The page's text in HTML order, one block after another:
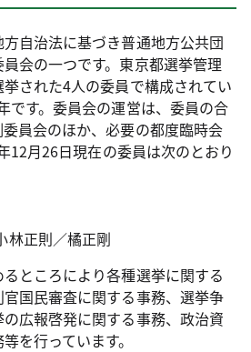
自治法に基づき普通地方公共団
会の一つです。東京都選挙管理
された4人の委員で構成されてい
です。委員会の運営は、委員の合
員会のほか、必要の都度臨時会
12月26日現在の委員は次のとおり
林正則／橘正剛
ところにより各種選挙に関する
国民審査に関する事務、選挙争
広報啓発に関する事務、政治資
を行っています。